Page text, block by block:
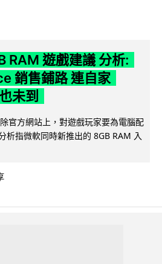
RAM 遊戲建議 分析:
銷售鋪路 連自家
未到
官方網站上，對遊戲玩家要為電腦配
析指微軟同時新推出的 8GB RAM 入